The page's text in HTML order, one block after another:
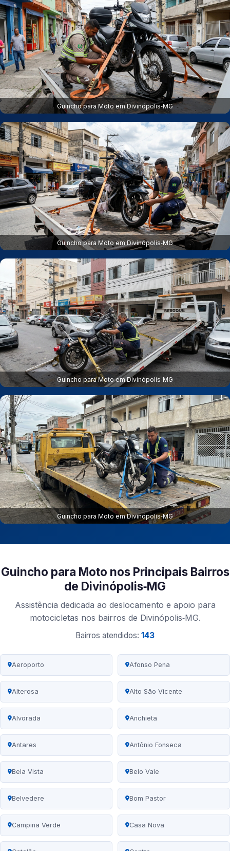
Guincho para Moto em Divinópolis‑MG
Guincho para Moto em Divinópolis‑MG
Guincho para Moto em Divinópolis‑MG
Guincho para Moto em Divinópolis‑MG
Guincho para Moto nos Principais Bairros
de Divinópolis‑MG
Assistência dedicada ao deslocamento e apoio para
motocicletas nos bairros de Divinópolis‑MG.
Bairros atendidos: 143
Aeroporto Afonso Pena
Alterosa Alto São Vicente
Alvorada Anchieta
Antares Antônio Fonseca
Bela Vista Belo Vale
Belvedere Bom Pastor
Campina Verde Casa Nova